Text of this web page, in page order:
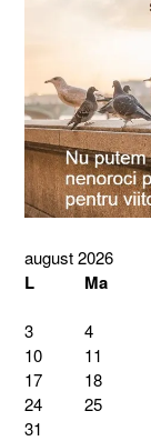
august 2026
L Ma
3
4
10
11
17
18
24
25
31